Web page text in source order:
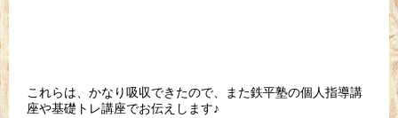
これらは、かなり吸収できたので、また鉄平塾の個人指導講
座や基礎トレ講座でお伝えします♪